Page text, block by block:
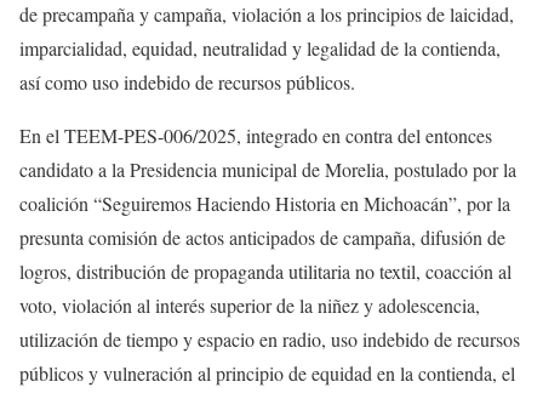
de precampaña y campaña, violación a los principios de laicidad,
imparcialidad, equidad, neutralidad y legalidad de la contienda,
así como uso indebido de recursos públicos.
En el TEEM-PES-006/2025, integrado en contra del entonces
candidato a la Presidencia municipal de Morelia, postulado por la
coalición “Seguiremos Haciendo Historia en Michoacán”, por la
presunta comisión de actos anticipados de campaña, difusión de
logros, distribución de propaganda utilitaria no textil, coacción al
voto, violación al interés superior de la niñez y adolescencia,
utilización de tiempo y espacio en radio, uso indebido de recursos
públicos y vulneración al principio de equidad en la contienda, el